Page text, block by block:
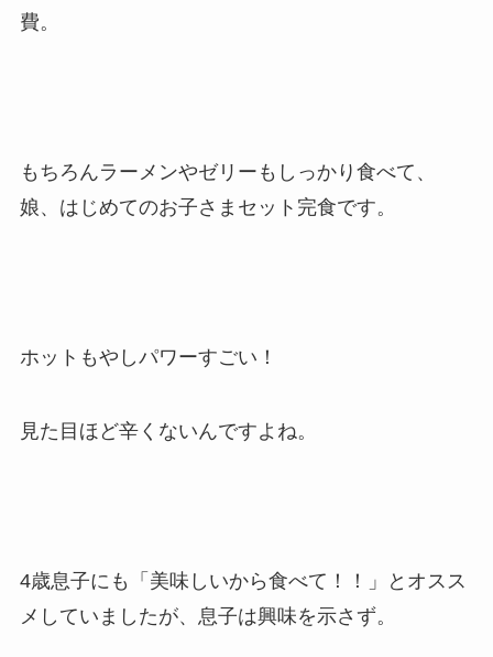
費。
もちろんラーメンやゼリーもしっかり食べて、
娘、はじめてのお子さまセット完食です。
ホットもやしパワーすごい！
見た目ほど辛くないんですよね。
4歳息子にも「美味しいから食べて！！」とオスス
メしていましたが、息子は興味を示さず。